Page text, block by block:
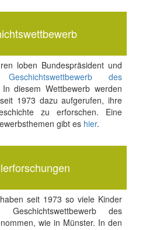
loben Bundespräsident und
Geschichtswettbewerb des
diesem Wettbewerb werden
1973 dazu aufgerufen, ihre
zu erforschen. Eine
gibt es hier.
seit 1973 so viele Kinder
des
wie in Münster. In den